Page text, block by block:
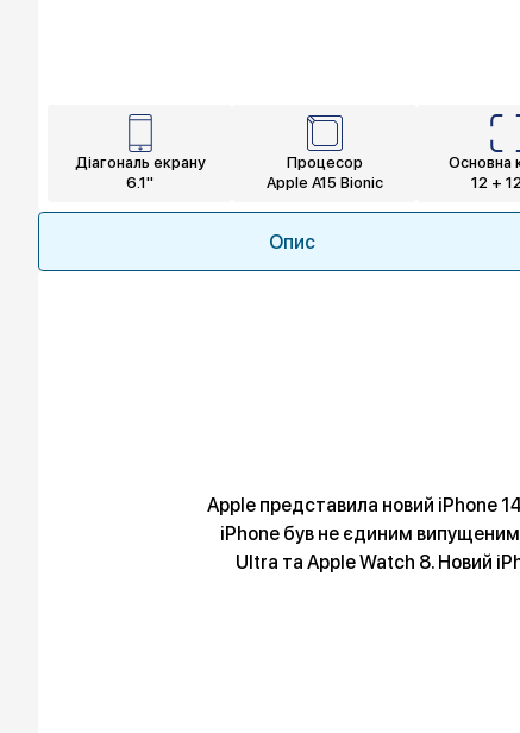
Діагональ екрану
6.1"
Процесор
Apple A15 Bionic
Основна
12 +
Опис
Apple представила новий iPhone
iPhone був не єдиним
Ultra та Apple Watch 8. Новий